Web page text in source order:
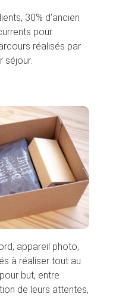
30% d’ancien
pour
réalisés par
séjour.
appareil photo,
à réaliser tout au
but, entre
de leurs attentes,